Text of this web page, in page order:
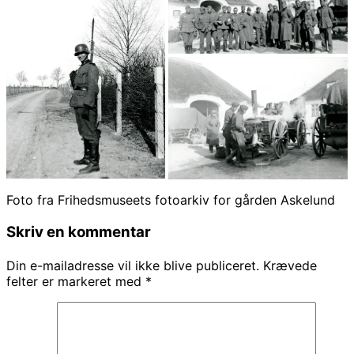
Foto fra Frihedsmuseets fotoarkiv for gården Askelund
Skriv en kommentar
Din e-mailadresse vil ikke blive publiceret. Krævede
felter er markeret med *